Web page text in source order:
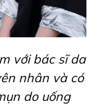
với bác sĩ da
nhân và có
do uống